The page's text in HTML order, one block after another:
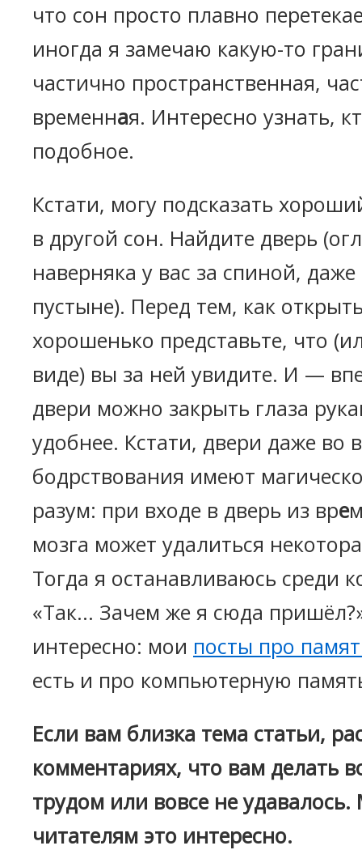
что сон просто плавно
иногда я замечаю какую-то
частично пространственная,
временная. Интересно узнать,
подобное.
Кстати, могу подсказать
в другой сон. Найдите дверь
наверняка у вас за спиной,
пустыне). Перед тем, как
хорошенько представьте, что
виде) вы за ней увидите. И —
двери можно закрыть глаза
удобнее. Кстати, двери даже во
бодрствования имеют
разум: при входе в дверь из вре
мозга может удалиться
Тогда я останавливаюсь среди
«Так... Зачем же я сюда
интересно: мои посты про
есть и про компьютерную
Если вам близка тема статьи,
комментариях, что вам делать
трудом или вовсе не
читателям это интересно.